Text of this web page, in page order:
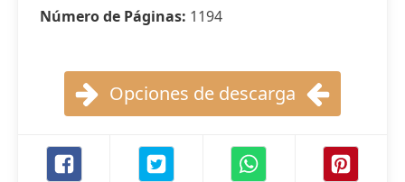
Número de Páginas: 1194
Opciones de descarga